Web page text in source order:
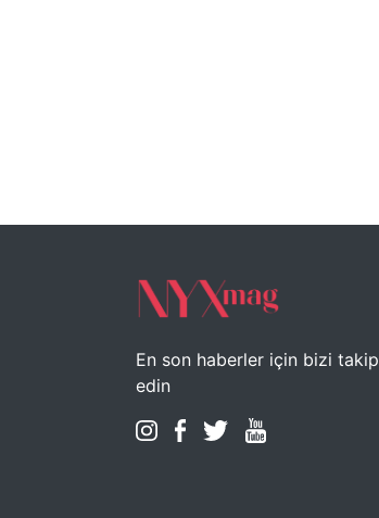
En son haberler için bizi takip
edin